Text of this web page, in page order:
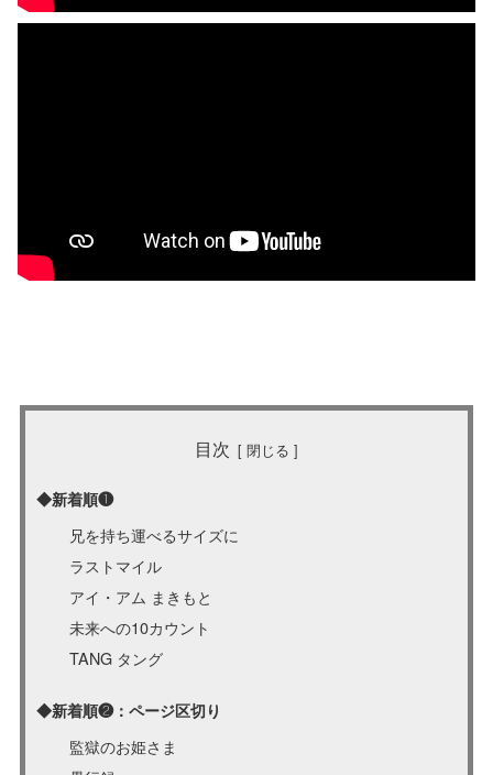
目次
◆新着順❶
兄を持ち運べるサイズに
ラストマイル
アイ・アム まきもと
未来への10カウント
TANG タング
◆新着順❷：ページ区切り
監獄のお姫さま